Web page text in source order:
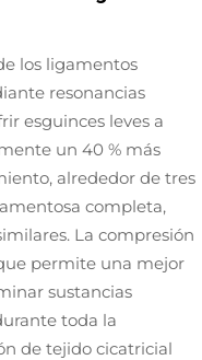
los ligamentos
resonancias
esguinces leves a
un 40 % más
alrededor de tres
completa,
La compresión
permite una mejor
sustancias
toda la
de tejido cicatricial